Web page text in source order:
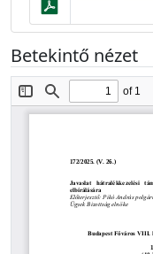
Betekintő nézet